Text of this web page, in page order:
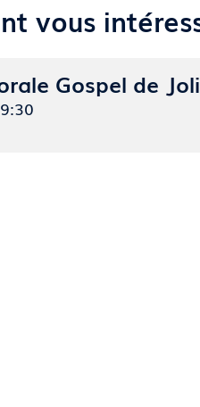
vous
Gospel de